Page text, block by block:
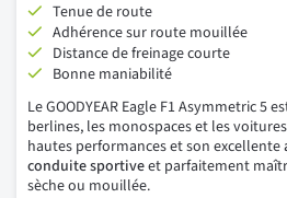
Tenue de route
Adhérence sur route mouillée
Distance de freinage courte
Bonne maniabilité
Le GOODYEAR Eagle F1 Asymmetric 5
berlines, les monospaces et les
hautes performances et son excellente
conduite sportiveet parfaitement
sèche ou mouillée.